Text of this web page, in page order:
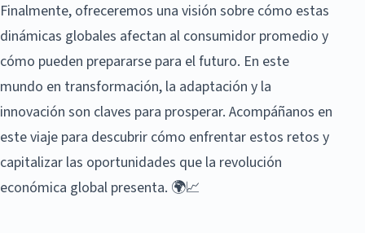
Finalmente, ofreceremos una visión sobre cómo estas
dinámicas globales afectan al consumidor promedio y
cómo pueden prepararse para el futuro. En este
mundo en transformación, la adaptación y la
innovación son claves para prosperar. Acompáñanos en
este viaje para descubrir cómo enfrentar estos retos y
capitalizar las oportunidades que la revolución
económica global presenta. 🌍📈